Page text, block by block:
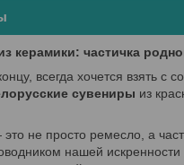
керамики: частичка
всегда хочется взять
сувениры из
не просто ремесло, а
нашей искренности